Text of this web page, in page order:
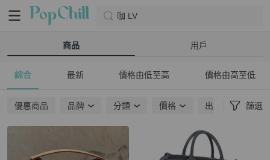
咖 LV
商品 用戶
綜合 最新 價格由低至高 價格由高至低
優惠商品 品牌 分類 價格 出貨地點 篩選